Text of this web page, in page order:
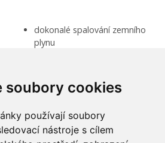
soubory cookies
používají soubory
nástroje s cílem
dokonalé spalování zemního
plynu
vody